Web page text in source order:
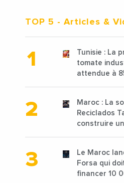
TOP 5 - Articles &
Tunisie : La
tomate
attendue à
Maroc : La
Reciclados
construire
Le Maroc
Forsa qui
financer 10